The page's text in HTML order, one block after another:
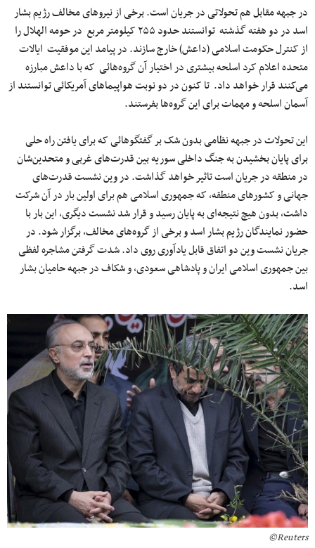
در جبهه مقابل هم تحولاتی در جریان است. برخی از نیروهای مخالف رژیم بشار
اسد در دو هفته گذشته توانستند حدود ۲۵۵ کیلومتر مربع در حومه الهلال را
از کنترل حکومت اسلامی (داعش) ‌خارج سازند. در پیامد این موفقیت ایالات
متحده اعلام کرد اسلحه بیشتری در اختیار آن گروه‌هائی که با داعش مبارزه
می‌کنند قرار خواهد داد. تا کنون در دو نوبت هواپیماهای آمریکائی توانستند از
آسمان اسلحه و مهمات برای این گروه‌ها بفرستند.
این تحولات در جبهه نظامی‌ بدون شک بر گفتگوهائی که برای یافتن راه حلی
برای پایان بخشیدن به جنگ داخلی سوریه بین قدرت‌های غربی و متحدین‌شان
در منطقه در جریان است تاثیر خواهد گذاشت. در وین نشست قدرت‌های
جهانی و کشورهای منطقه، که جمهوری اسلامی ‌هم برای اولین بار در آن شرکت
داشت، بدون هیچ نتیجه‌ای به پایان رسید و قرار شد نشست دیگری، این بار با
حضور نمایندگان رژیم بشار اسد و برخی از گروه‌های مخالف، برگزار شود. در
جریان نشست وین دو اتفاق قابل یادآوری روی داد. شدت گرفتن مشاجره لفظی
بین جمهوری اسلامی ایران و پادشاهی سعودی، و شکاف در جبهه حامیان بشار
اسد.
Reuters©